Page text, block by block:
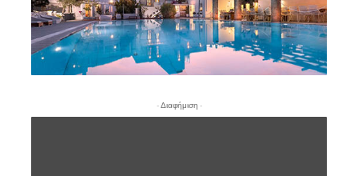
- Διαφήμιση -